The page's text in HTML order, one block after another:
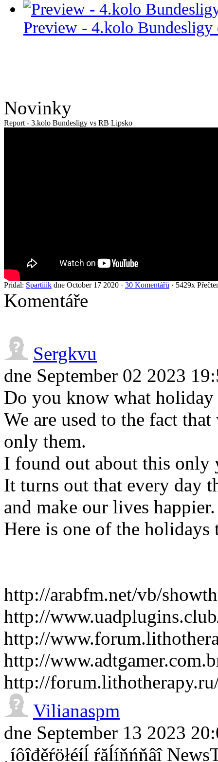
Preview - 4.kolo
Novinky
Report - 3.kolo Bundesligy vs RB Lipsko
Pridal: Spartiiik dne October 17 2020 · 30 Komentářů · 5429x
Komentáře
Sergkvu
dne September 02 2023
Do you know what
We are used to the fact
only them.
I found out about this only
It turns out that every day
and make our lives happier.
Here is one of the
http://arabfm.net/vb/
http://
http://
http://
http://
Vilianaspm
dne September 13 2023
˛íôîđěŕöłéíĺ ŕăĺíňńňâî